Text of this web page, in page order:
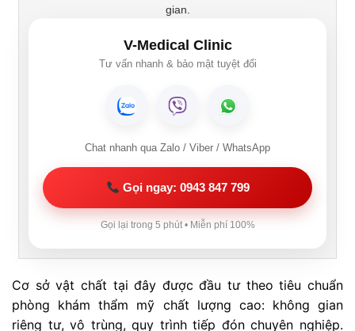
gian.
V-Medical Clinic
Tư vấn nhanh & bảo mật tuyệt đối
Chat nhanh qua Zalo / Viber / WhatsApp
Gọi ngay: 0943 847 799
Gọi lại trong 5 phút • Miễn phí 100%
Cơ sở vật chất tại đây được đầu tư theo tiêu chuẩn
phòng khám thẩm mỹ chất lượng cao: không gian
riêng tư, vô trùng, quy trình tiếp đón chuyên nghiệp.